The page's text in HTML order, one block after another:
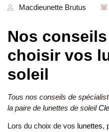
Macdieunette Brutus
Nos
choisir vos
soleil
Tous nos conseils de
la paire de lunettes de soleil
Lors du choix de vos lunettes,